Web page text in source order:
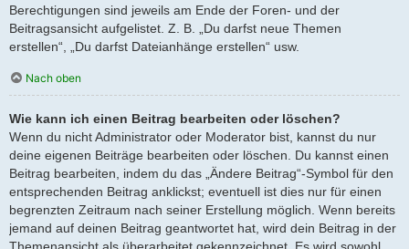
Berechtigungen sind jeweils am Ende der Foren- und der
Beitragsansicht aufgelistet. Z. B. „Du darfst neue Themen
erstellen“, „Du darfst Dateianhänge erstellen“ usw.
Nach oben
Wie kann ich einen Beitrag bearbeiten oder löschen?
Wenn du nicht Administrator oder Moderator bist, kannst du nur
deine eigenen Beiträge bearbeiten oder löschen. Du kannst einen
Beitrag bearbeiten, indem du das „Ändere Beitrag“-Symbol für den
entsprechenden Beitrag anklickst; eventuell ist dies nur für einen
begrenzten Zeitraum nach seiner Erstellung möglich. Wenn bereits
jemand auf deinen Beitrag geantwortet hat, wird dein Beitrag in der